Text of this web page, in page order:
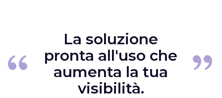
La soluzione
pronta all'uso che
aumenta la tua
visibilità.